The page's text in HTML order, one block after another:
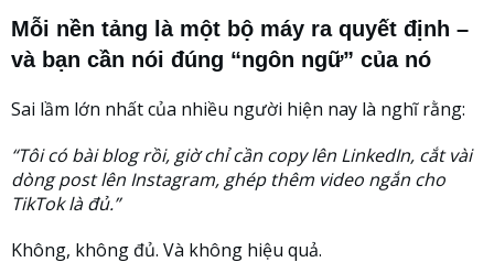
Mỗi nền tảng là một bộ máy ra quyết định –
và bạn cần nói đúng “ngôn ngữ” của nó
Sai lầm lớn nhất của nhiều người hiện nay là nghĩ rằng:
“Tôi có bài blog rồi, giờ chỉ cần copy lên LinkedIn, cắt vài
dòng post lên Instagram, ghép thêm video ngắn cho
TikTok là đủ.”
Không, không đủ. Và không hiệu quả.